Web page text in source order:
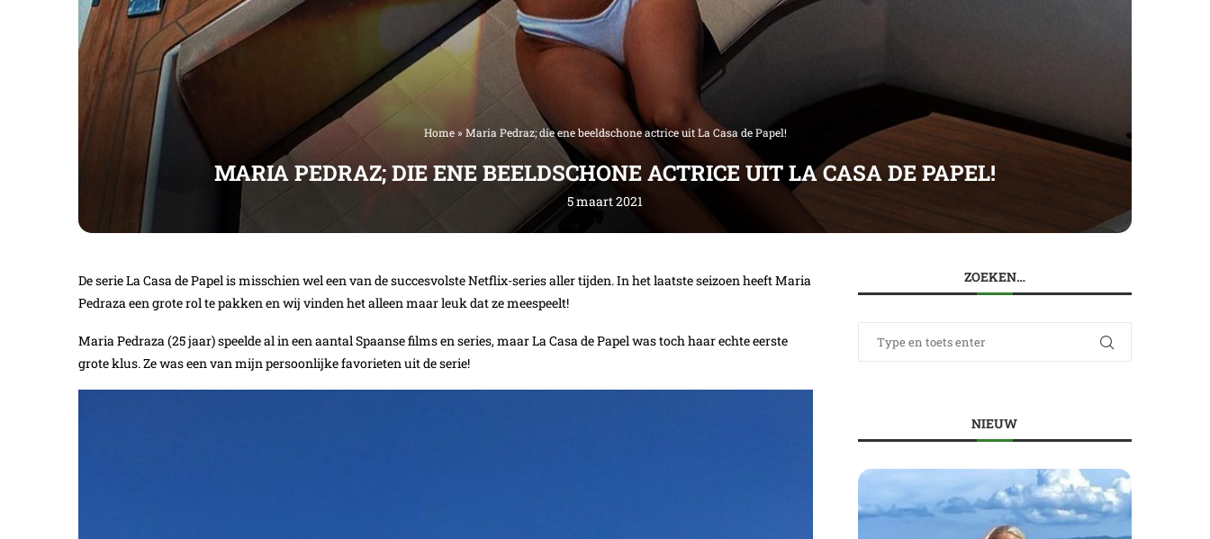
Home» Maria Pedraz; die ene beeldschone actrice uit La Casa de Papel!
MARIA PEDRAZ; DIE ENE BEELDSCHONE ACTRICE UIT LA CASA DE PAPEL!
5 maart 2021
De serie La Casa de Papel is misschien wel een van de succesvolste Netflix-series aller tijden. In het laatste seizoen heeft Maria
Pedraza een grote rol te pakken en wij vinden het alleen maar leuk dat ze meespeelt!
Maria Pedraza (25 jaar) speelde al in een aantal Spaanse films en series, maar La Casa de Papel was toch haar echte eerste
grote klus. Ze was een van mijn persoonlijke favorieten uit de serie!
ZOEKEN…
NIEUW